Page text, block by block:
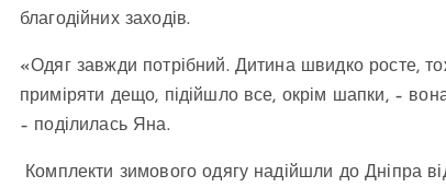
благодійних заходів.
«Одяг завжди потрібний. Дитина швидко росте,
приміряти дещо, підійшло все, окрім шапки, –
– поділилась Яна.
Комплекти зимового одягу надійшли до Дніпра